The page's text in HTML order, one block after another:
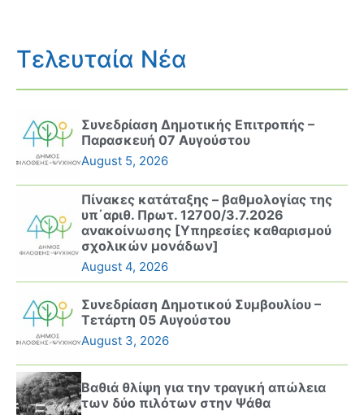
Τελευταία Νέα
Συνεδρίαση Δημοτικής Επιτροπής –
Παρασκευή 07 Αυγούστου
August 5, 2026
Πίνακες κατάταξης – βαθμολογίας της
υπ΄αριθ. Πρωτ. 12700/3.7.2026
ανακοίνωσης [Υπηρεσίες καθαρισμού
σχολικών μονάδων]
August 4, 2026
Συνεδρίαση Δημοτικού Συμβουλίου –
Τετάρτη 05 Αυγούστου
August 3, 2026
Βαθιά θλίψη για την τραγική απώλεια
των δύο πιλότων στην Ψάθα